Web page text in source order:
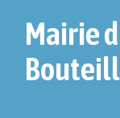
Mairie